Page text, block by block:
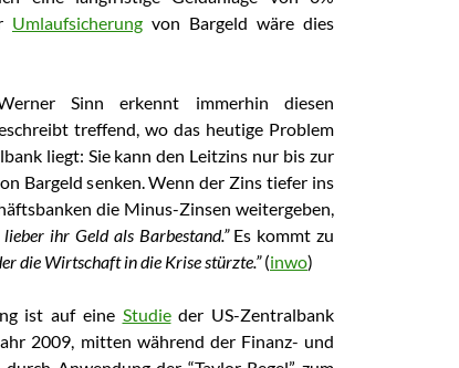
Umlaufsicherung von Bargeld wäre dies
Sinn erkennt immerhin diesen
treffend, wo das heutige Problem
liegt: Sie kann den Leitzins nur bis zur
Bargeld senken. Wenn der Zins tiefer ins
die Minus-Zinsen weitergeben,
ihr Geld als Barbestand.”Es kommt zu
die Wirtschaft in die Krise stürzte.”(inwo)
ist auf eine Studieder US-Zentralbank
2009, mitten während der Finanz- und